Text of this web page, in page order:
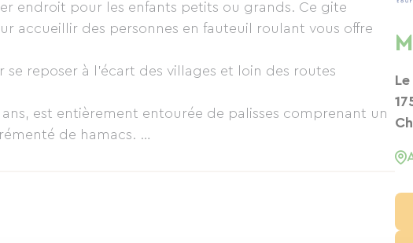
endroit pour les enfants petits ou grands. Ce gite
accueillir des personnes en fauteuil roulant vous offre
reposer à l’écart des villages et loin des routes
est entièrement entourée de palisses comprenant un
de hamacs.
et boules de pétanques, sans oublier l’aire de jeux